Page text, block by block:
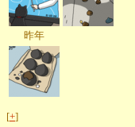
昨年
[+]